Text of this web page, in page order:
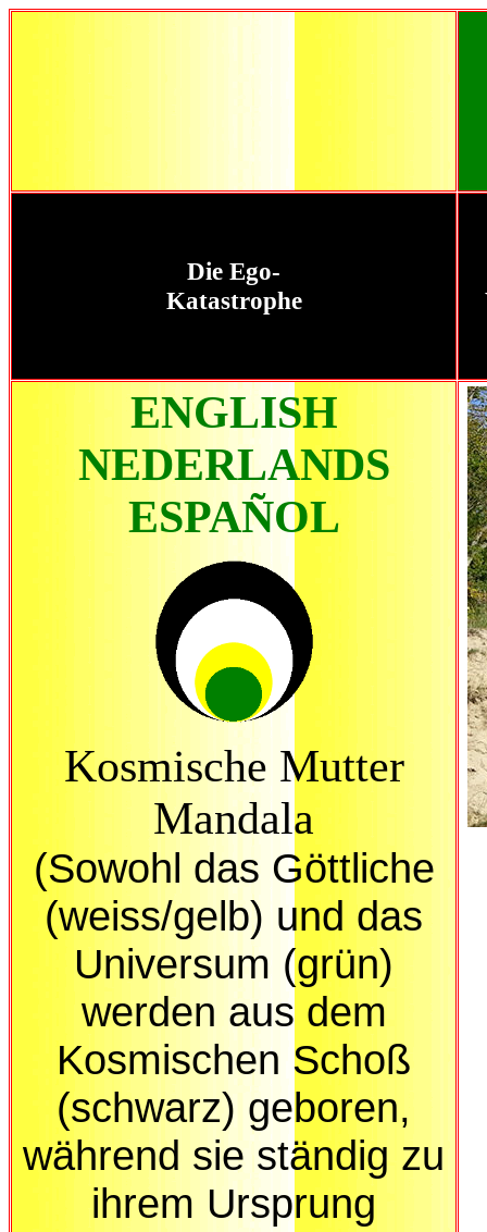
Die Ego-
Katastrophe
ENGLISH
NEDERLANDS
ESPAÑOL
Kosmische Mutter
Mandala
(Sowohl das Göttliche
(weiss/gelb) und das
Universum (grün)
werden aus dem
Kosmischen Schoß
(schwarz) geboren,
während sie ständig zu
ihrem Ursprung